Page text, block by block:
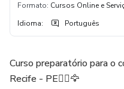
Formato: Cursos Online e
Idioma: Português
Curso preparatório para o
Recife - PE👮‍♂️🦅